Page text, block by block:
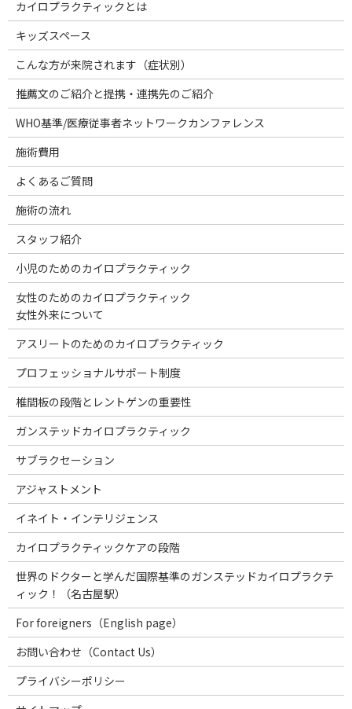
カイロプラクティックとは
キッズスペース
こんな方が来院されます（症状別）
推薦文のご紹介と提携・連携先のご紹介
WHO基準/医療従事者ネットワークカンファレンス
施術費用
よくあるご質問
施術の流れ
スタッフ紹介
小児のためのカイロプラクティック
女性のためのカイロプラクティック
女性外来について
アスリートのためのカイロプラクティック
プロフェッショナルサポート制度
椎間板の段階とレントゲンの重要性
ガンステッドカイロプラクティック
サブラクセーション
アジャストメント
イネイト・インテリジェンス
カイロプラクティックケアの段階
世界のドクターと学んだ国際基準のガンステッドカイロプラクテ
ィック！（名古屋駅）
For foreigners（English page）
お問い合わせ（Contact Us）
プライバシーポリシー